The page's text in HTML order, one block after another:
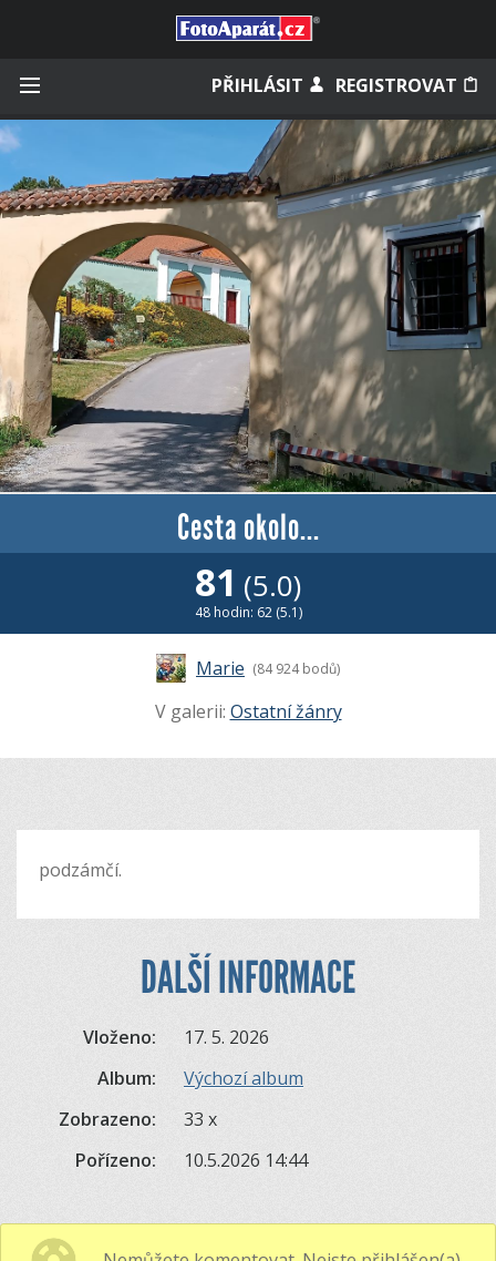
PŘIHLÁSIT REGISTROVAT
Zapamatovat
Zapomněli jste heslo?
Měli jste účet na starém webu?
Cesta okolo...
81 (5.0)
48 hodin: 62 (5.1)
Marie (84 924 bodů)
V galerii: Ostatní žánry
podzámčí.
DALŠÍ INFORMACE
Vloženo:
17. 5. 2026
Album:
Výchozí album
Zobrazeno:
33 x
Pořízeno:
10.5.2026 14:44